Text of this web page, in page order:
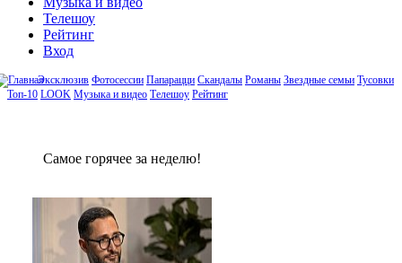
Телешоу
Рейтинг
Вход
Эксклюзив Фотосессии Папарацци Скандалы Романы Звездные семьи Тусовки
Топ-10 LOOK Музыка и видео Телешоу Рейтинг
Сaмое гoрячее за неделю!